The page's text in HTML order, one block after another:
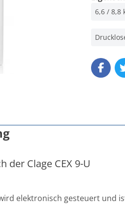
6,6 / 8,8
der Clage CEX 9-U
wird elektronisch gesteuert und